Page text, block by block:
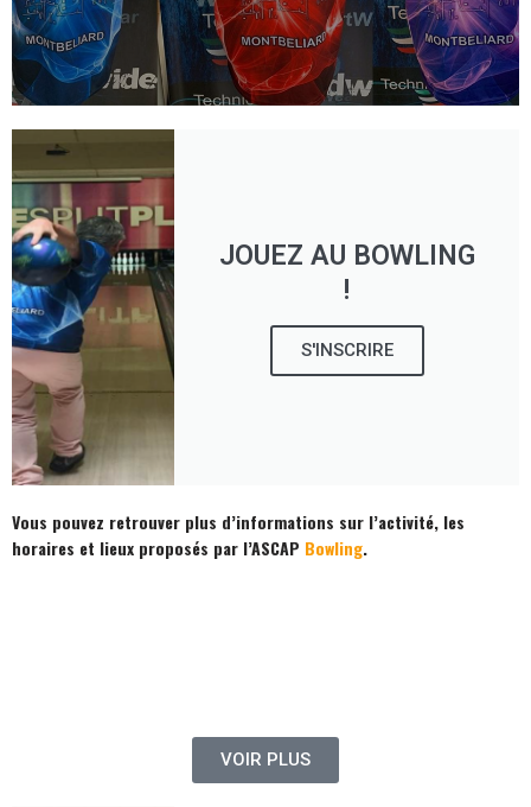
JOUEZ AU BOWLING
!
S'INSCRIRE
Vous pouvez retrouver plus d’informations sur l’activité, les
horaires et lieux proposés par l’ASCAP Bowling.
VOIR PLUS